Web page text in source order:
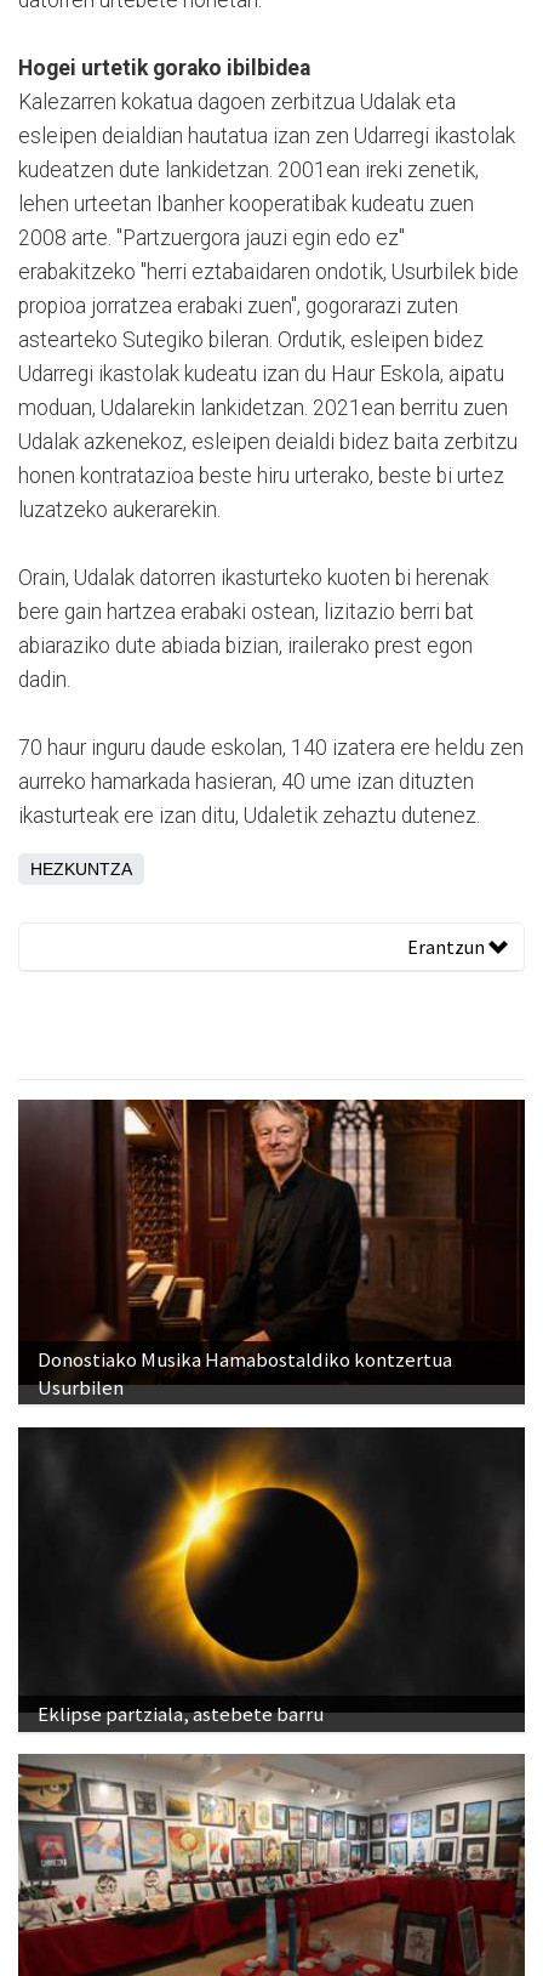
Hogei urtetik gorako ibilbidea
Kalezarren kokatua dagoen zerbitzua Udalak eta
esleipen deialdian hautatua izan zen Udarregi ikastolak
kudeatzen dute lankidetzan. 2001ean ireki zenetik,
lehen urteetan Ibanher kooperatibak kudeatu zuen
2008 arte. "Partzuergora jauzi egin edo ez"
erabakitzeko "herri eztabaidaren ondotik, Usurbilek bide
propioa jorratzea erabaki zuen", gogorarazi zuten
astearteko Sutegiko bileran. Ordutik, esleipen bidez
Udarregi ikastolak kudeatu izan du Haur Eskola, aipatu
moduan, Udalarekin lankidetzan. 2021ean berritu zuen
Udalak azkenekoz, esleipen deialdi bidez baita zerbitzu
honen kontratazioa beste hiru urterako, beste bi urtez
luzatzeko aukerarekin.
Orain, Udalak datorren ikasturteko kuoten bi herenak
bere gain hartzea erabaki ostean, lizitazio berri bat
abiaraziko dute abiada bizian, irailerako prest egon
dadin.
70 haur inguru daude eskolan, 140 izatera ere heldu zen
aurreko hamarkada hasieran, 40 ume izan dituzten
ikasturteak ere izan ditu, Udaletik zehaztu dutenez.
HEZKUNTZA
Erantzun
Donostiako Musika Hamabostaldiko kontzertua
Usurbilen
Eklipse partziala, astebete barru